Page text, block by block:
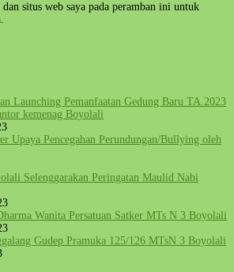
situs web saya pada peramban ini untuk
Launching Pemanfaatan Gedung Baru TA.2023
kemenag Boyolali
Upaya Pencegahan Perundungan/Bullying oleh
Selenggarakan Peringatan Maulid Nabi
Wanita Persatuan Satker MTs N 3 Boyolali
Gudep Pramuka 125/126 MTsN 3 Boyolali